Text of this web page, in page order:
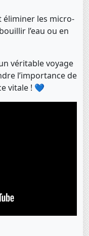
éliminer les micro-
l’eau ou en
véritable voyage
l’importance de
vitale ! 💙